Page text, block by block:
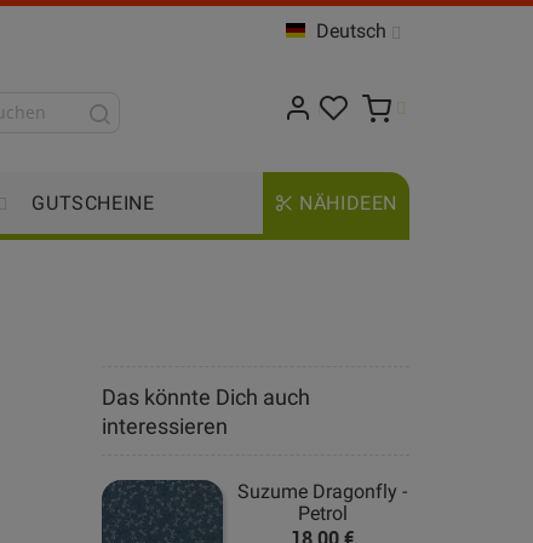
Deutsch
GUTSCHEINE NÄHIDEEN
Das könnte Dich auch
interessieren
Suzume Dragonfly -
Petrol